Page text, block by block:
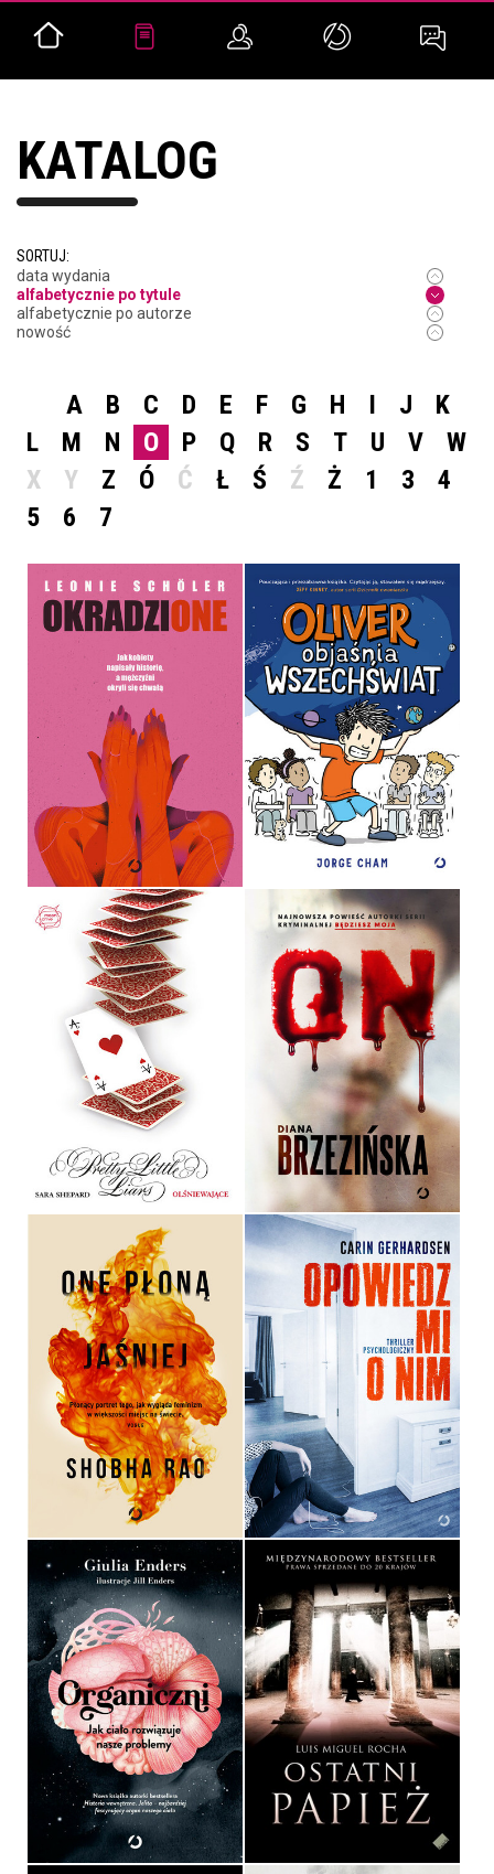
KATALOG
SORTUJ:
data wydania
alfabetycznie po tytule
alfabetycznie po autorze
nowość
A B C D E F G H I J
K
L
M N O P Q R S T U V
W
X
Y Z Ó Ć Ł Ś Ź Ż 1 3
4
5
6 7
OKRADZIONE
LEONIE SCHÖLER
59,99 ZŁ
OLIVER OBJAŚNIA
WSZECHŚWIAT
OPRAWA MIĘKKA
44,99 ZŁ
OLŚNIEWAJĄCE
SARA SHEPARD
OPRAWA MIĘKKA
34,90 ZŁ
ON
DIANA BRZEZIŃSKA
OPRAWA MIĘKKA
44,99 ZŁ
ONE PŁONĄ JAŚNIEJ
SHOBHA RAO
OPRAWA MIĘKKA ZE SKRZYDEŁKAMI
39,90 ZŁ
OPOWIEDZ MI O NIM
CARIN GERHARDSEN
OPRAWA MIĘKKA ZE SKRZYDEŁKAMI
39,90 ZŁ
ORGANICZNI. JAK CIAŁO
ROZWIĄZUJE NASZE
PROBLEMY
GIULIA ENDERS
OPRAWA MIĘKKA
59,99 ZŁ
OSTATNI PAPIEŻ
LUIS MIGUEL ROCHA
OPRAWA TWARDA
34,90 ZŁ